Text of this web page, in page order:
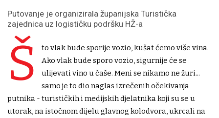
Putovanje je organizirala županijska Turistička
zajednica uz logističku podršku HŽ-a
Š
to vlak bude sporije vozio, kušat ćemo više vina.
Ako vlak bude sporo vozio, sigurnije će se
ulijevati vino u čaše. Meni se nikamo ne žuri...
samo je to dio naglas izrečenih očekivanja
putnika - turističkih i medijskih djelatnika koji su se u
utorak, na istočnom dijelu glavnog kolodvora, ukrcali na